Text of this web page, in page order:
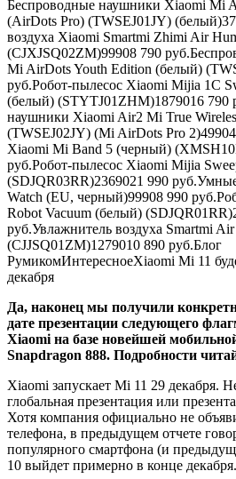
Беспроводные наушники Xiaomi Mi
(AirDots Pro) (TWSEJ01JY) (белый)
воздуха Xiaomi Smartmi Zhimi Air
(CJXJSQ02ZM)99908 790 руб.
Mi AirDots Youth Edition (белый)
руб.Робот-пылесос Xiaomi Mijia 1C
(белый) (STYTJ01ZHM)1879016 790
наушники Xiaomi Air2 Mi True
(TWSEJ02JY) (Mi AirDots Pro 2)4990
Xiaomi Mi Band 5 (черный)
руб.Робот-пылесос Xiaomi Mijia
(SDJQR03RR)2369021 990 руб.
Watch (EU, черный)99908 990 руб.
Robot Vacuum (белый) (SDJQR01RR)
руб.Увлажнитель воздуха Smartmi
(CJJSQ01ZM)1279010 890 руб.Блог
РумикомИнтересноеXiaomi Mi 11
декабря
Да, наконец мы получили
дате презентации следующего
Xiaomi на базе новейшей
Snapdragon 888. Подробности
Xiaomi запускает Mi 11 29 декабря.
глобальная презентация или
Хотя компания официально не
телефона, в предыдущем отчете
популярного смартфона (и
10 выйдет примерно в конце декабря.